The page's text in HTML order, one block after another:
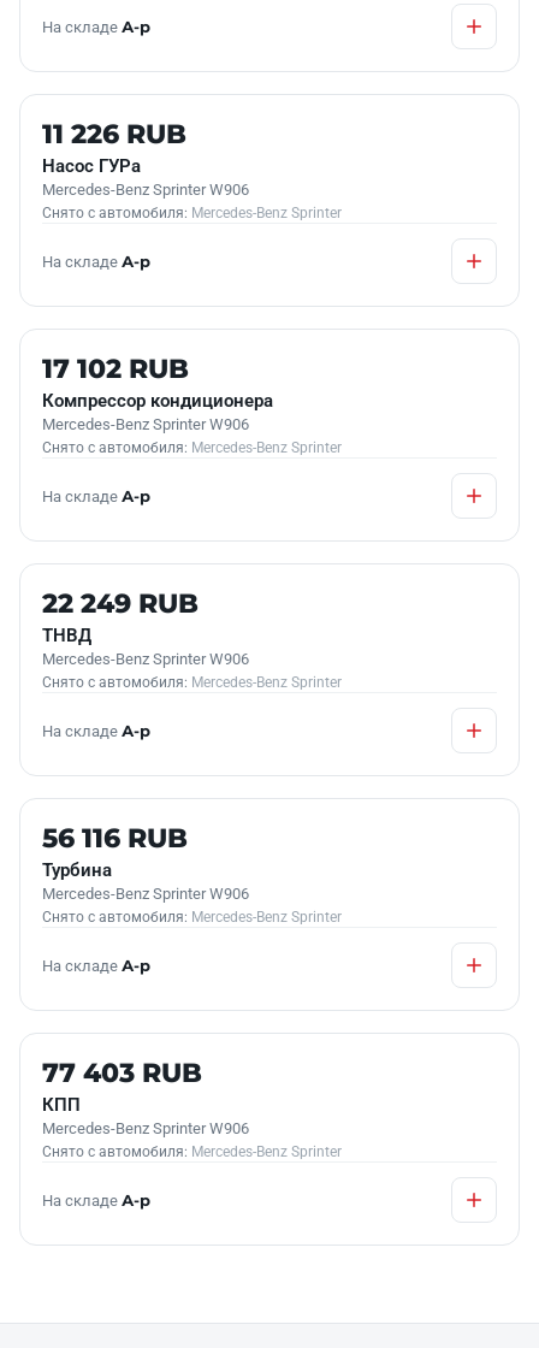
На складе А-р
Б/У В НАЛИЧИИ
11 226 RUB
Насос ГУРа
Mercedes-Benz Sprinter W906
Снято с автомобиля: Mercedes-Benz Sprinter
На складе А-р
Б/У В НАЛИЧИИ
17 102 RUB
Компрессор кондиционера
Mercedes-Benz Sprinter W906
Снято с автомобиля: Mercedes-Benz Sprinter
На складе А-р
Б/У В НАЛИЧИИ
22 249 RUB
ТНВД
Mercedes-Benz Sprinter W906
Снято с автомобиля: Mercedes-Benz Sprinter
На складе А-р
Б/У В НАЛИЧИИ
56 116 RUB
Турбина
Mercedes-Benz Sprinter W906
Снято с автомобиля: Mercedes-Benz Sprinter
На складе А-р
Б/У В НАЛИЧИИ
77 403 RUB
КПП
Mercedes-Benz Sprinter W906
Снято с автомобиля: Mercedes-Benz Sprinter
На складе А-р